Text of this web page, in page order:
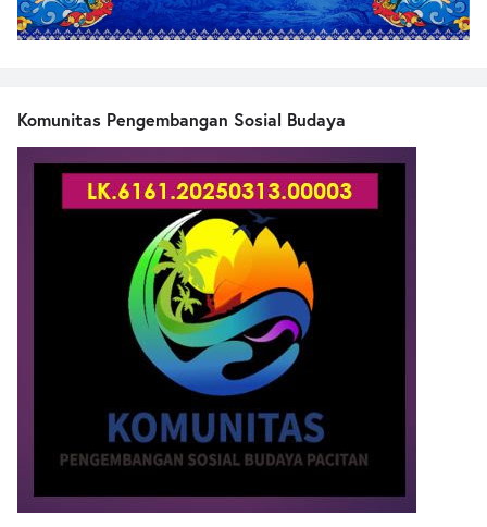
Komunitas Pengembangan Sosial Budaya